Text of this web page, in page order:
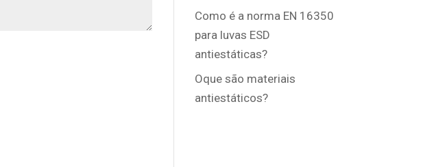
Como é a norma EN 16350
para luvas ESD
antiestáticas?
Oque são materiais
antiestáticos?